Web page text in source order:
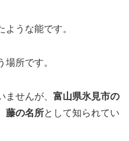
うな能です。
場所です。
せんが、 富山県氷見市の
藤の名所として知られてい